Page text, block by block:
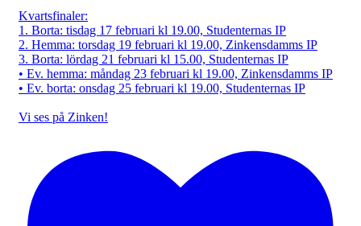
Kvartsfinaler:
1. Borta: tisdag 17 februari kl 19.00, Studenternas IP
2. Hemma: torsdag 19 februari kl 19.00, Zinkensdamms IP
3. Borta: lördag 21 februari kl 15.00, Studenternas IP
• Ev. hemma: måndag 23 februari kl 19.00, Zinkensdamms IP
• Ev. borta: onsdag 25 februari kl 19.00, Studenternas IP
Vi ses på Zinken!